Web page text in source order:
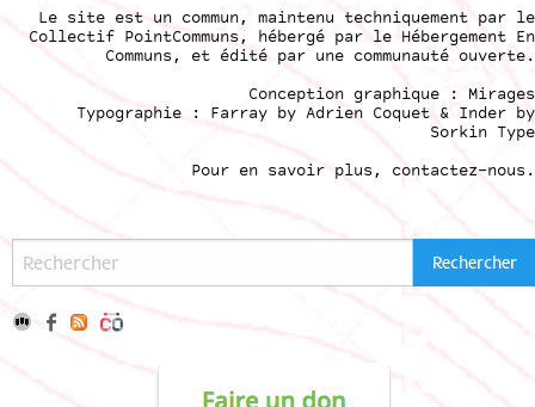
Le site est un commun, maintenu techniquement par le
Collectif PointCommuns, hébergé par le Hébergement En
Communs, et édité par une communauté ouverte.
Conception graphique : Mirages
Typographie : Farray by Adrien Coquet & Inder by
Sorkin Type
Pour en savoir plus, contactez-nous .